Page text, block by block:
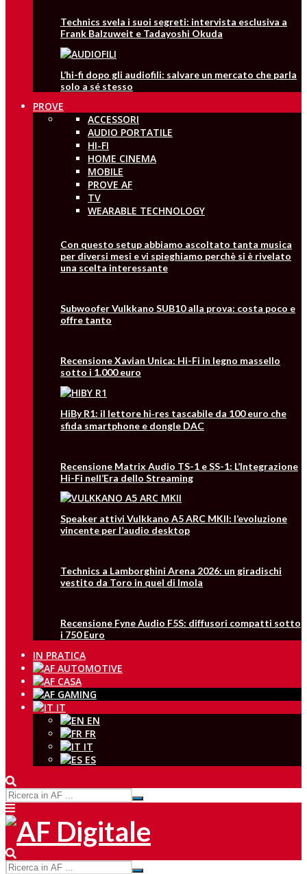
Technics svela i suoi segreti: intervista esclusiva a
Frank Balzuweit e Tadayoshi Okuda
L’hi-fi dopo gli audiofili: salvare un mercato che parla
solo a sé stesso
PROVE
ACCESSORI
AUDIO PORTATILE
HI-FI
HOME CINEMA
MOBILE
PROVE AF
TV
WEARABLE TECHNOLOGY
Con questo setup abbiamo ascoltato tanta musica
per diversi mesi e vi spieghiamo perchè si è rivelato
una scelta interessante
Subwoofer Vulkkano SUB10 alla prova: costa poco e
offre tanto
Recensione Xavian Unica: Hi-Fi in legno massello
sotto i 1.000 euro
HiBy R1: il lettore hi‑res tascabile da 100 euro che
sfida smartphone e dongle DAC
Recensione Matrix Audio TS-1 e SS-1: L’Integrazione
Hi-Fi nell’Era dello Streaming
Speaker attivi Vulkkano A5 ARC MKII: l’evoluzione
vincente per l’audio desktop
Technics a Lamborghini Arena 2026: un giradischi
vestito da Toro in quel di Imola
Recensione Fyne Audio F5S: diffusori compatti sotto
i 750 Euro
IN PRATICA
IT
EN
FR
IT
ES